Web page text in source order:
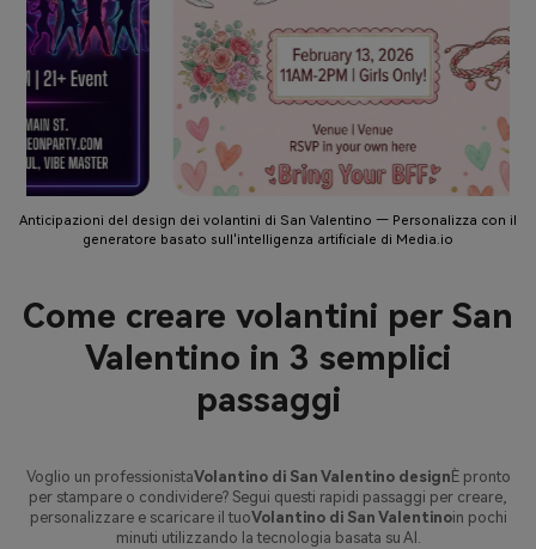
Anticipazioni del design dei volantini di San Valentino — Personalizza con il
generatore basato sull'intelligenza artificiale di Media.io
Come creare volantini per San
Valentino in 3 semplici
passaggi
Voglio un professionistaVolantino di San Valentino design È pronto
per stampare o condividere? Segui questi rapidi passaggi per creare,
personalizzare e scaricare il tuoVolantino di San Valentinoin pochi
minuti utilizzando la tecnologia basata su AI.